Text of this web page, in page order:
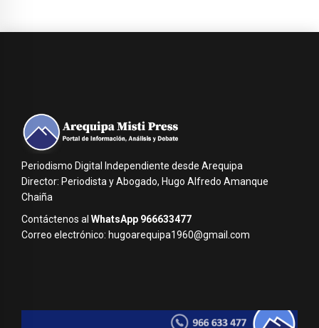
Periodismo Digital Independiente desde Arequipa
Director: Periodista y Abogado, Hugo Alfredo Amanque
Chaiña
Contáctenos al WhatsApp 966633477
Correo electrónico: hugoarequipa1960@gmail.com